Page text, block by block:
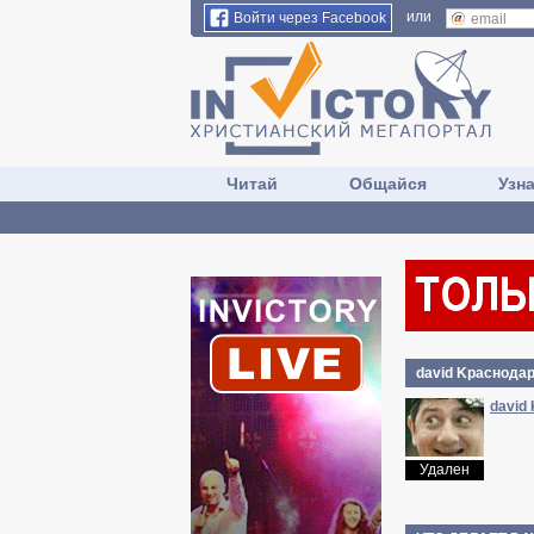
Войти через Facebook или
Читай Общайся
david Kpacнoдap
Удален
david